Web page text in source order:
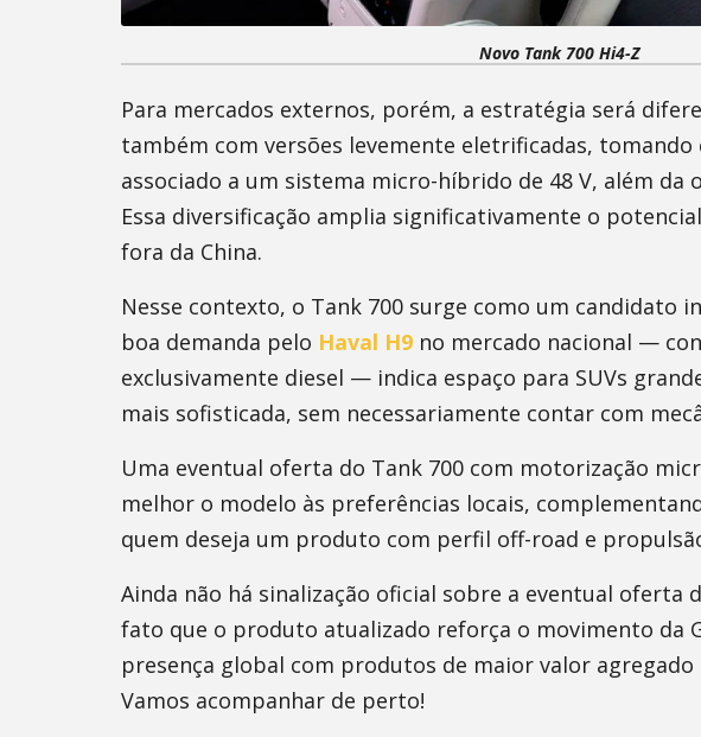
Novo Tank 700 Hi4-Z
Para mercados externos, porém, a estratégia será
também com versões levemente eletrificadas, tomando
associado a um sistema micro-híbrido de 48 V, além da
Essa diversificação amplia significativamente o
fora da China.
Nesse contexto, o Tank 700 surge como um candidato
boa demanda pelo Haval H9 no mercado nacional —
exclusivamente diesel — indica espaço para SUVs
mais sofisticada, sem necessariamente contar com
Uma eventual oferta do Tank 700 com motorização
melhor o modelo às preferências locais,
quem deseja um produto com perfil off-road e
Ainda não há sinalização oficial sobre a eventual oferta
fato que o produto atualizado reforça o movimento da
presença global com produtos de maior valor
Vamos acompanhar de perto!